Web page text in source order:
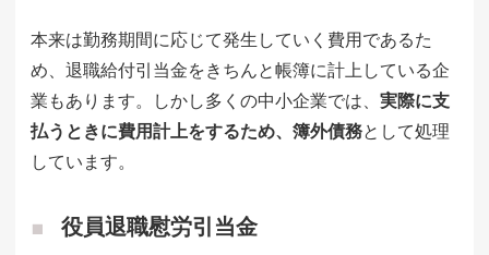
本来は勤務期間に応じて発生していく費用であるた
め、退職給付引当金をきちんと帳簿に計上している企
業もあります。しかし多くの中小企業では、 実際に支
払うときに費用計上をするため、簿外債務として処理
しています。
役員退職慰労引当金